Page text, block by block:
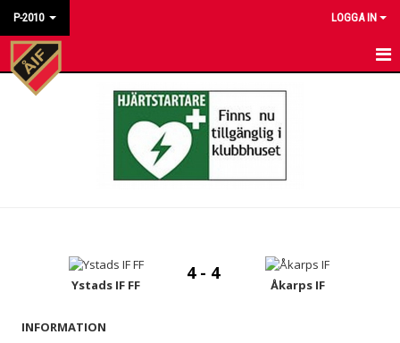
P-2010 LOGGA IN
HEM
TRÄNINGSTIDER
BILDGALLERI
Ystads IF FF
4 - 4
Åkarps IF
INFORMATION